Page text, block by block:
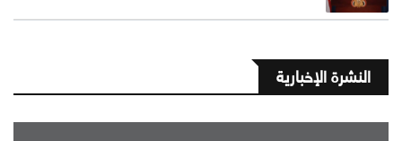
النشرة الإخبارية